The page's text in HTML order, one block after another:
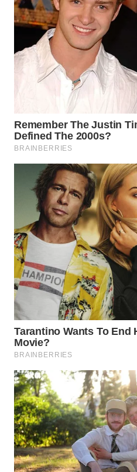
TEBING
TINGGI
WN
PAKPAK
WN
BEKASI
WN
BOGOR
WN
DEPOK
WN
TAPANULI
UTARA
WN
SAMOSIR
PADANG
LAWAS
WN
SUMEDANG
WN